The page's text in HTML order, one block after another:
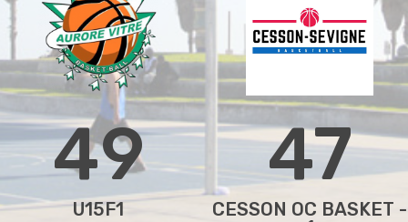
49 47
U15F1
CESSON OC BASKET -